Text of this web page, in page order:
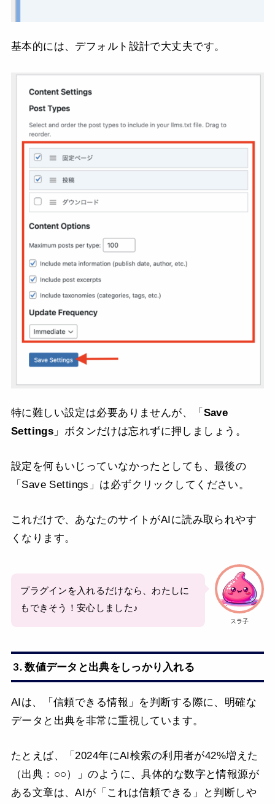
基本的には、デフォルト設計で大丈夫です。
特に難しい設定は必要ありませんが、「 Save
Settings 」ボタンだけは忘れずに押しましょう。
設定を何もいじっていなかったとしても、最後の
「Save Settings」は必ずクリックしてください。
これだけで、あなたのサイトがAIに読み取られやす
くなります。
スラ子
プラグインを入れるだけなら、わたしに
もできそう！安心しました♪
3. 数値データと出典をしっかり入れる
AIは、「信頼できる情報」を判断する際に、明確な
データと出典を非常に重視しています。
たとえば、「2024年にAI検索の利用者が42%増えた
（出典：○○）」のように、具体的な数字と情報源が
ある文章は、AIが「これは信頼できる」と判断しや